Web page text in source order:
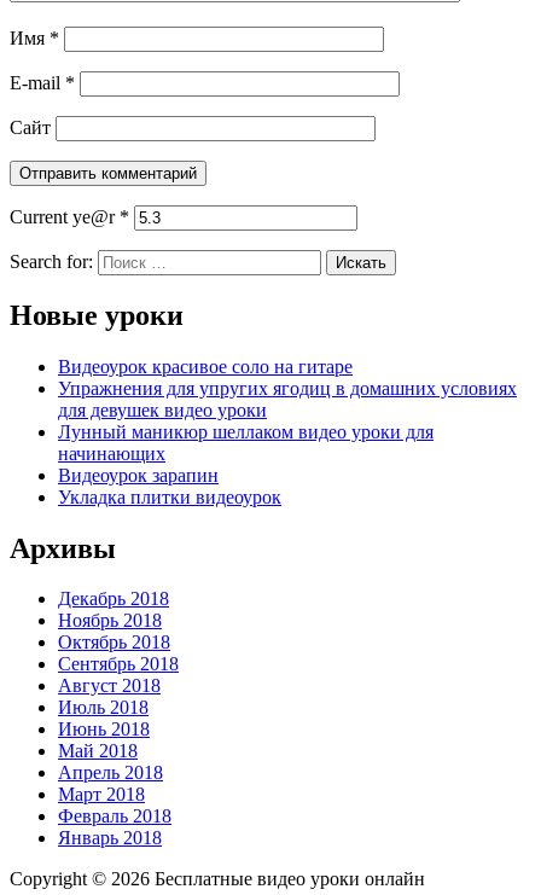
Имя *
E-mail *
Сайт
Current ye@r *
Search for:
Новые уроки
Видеоурок красивое соло на гитаре
Упражнения для упругих ягодиц в домашних условиях
для девушек видео уроки
Лунный маникюр шеллаком видео уроки для
начинающих
Видеоурок зарапин
Укладка плитки видеоурок
Архивы
Декабрь 2018
Ноябрь 2018
Октябрь 2018
Сентябрь 2018
Август 2018
Июль 2018
Июнь 2018
Май 2018
Апрель 2018
Март 2018
Февраль 2018
Январь 2018
Copyright © 2026 Бесплатные видео уроки онлайн